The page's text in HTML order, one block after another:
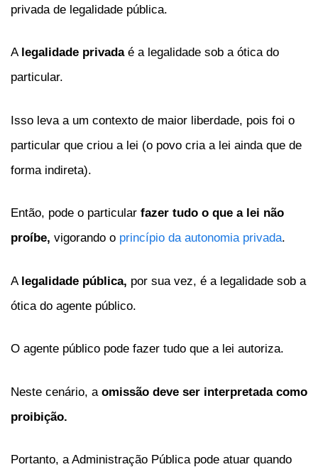
privada de legalidade pública.
A legalidade privada é a legalidade sob a ótica do
particular.
Isso leva a um contexto de maior liberdade, pois foi o
particular que criou a lei (o povo cria a lei ainda que de
forma indireta).
Então, pode o particular fazer tudo o que a lei não
proíbe, vigorando o princípio da autonomia privada.
A legalidade pública, por sua vez, é a legalidade sob a
ótica do agente público.
O agente público pode fazer tudo que a lei autoriza.
Neste cenário, a omissão deve ser interpretada como
proibição.
Portanto, a Administração Pública pode atuar quando